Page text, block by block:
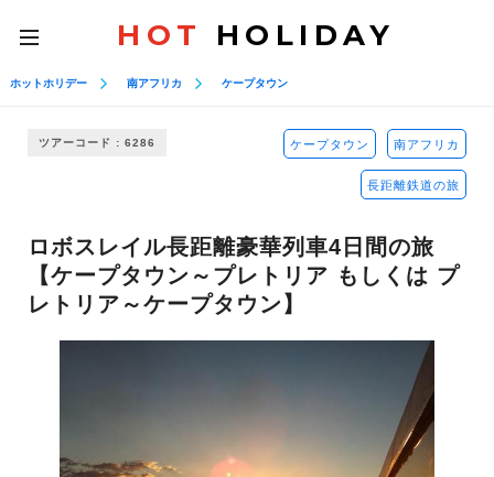
toggle
navigation
HOT HOLIDAY
ホットホリデー 南アフリカ ケープタウン
ツアーコード : 6286 ケープタウン 南アフリカ
長距離鉄道の旅
ロボスレイル長距離豪華列車4日間の旅
【ケープタウン～プレトリア もしくは プ
レトリア～ケープタウン】